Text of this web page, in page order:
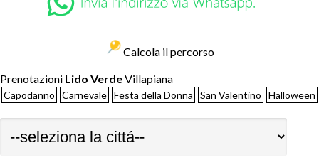
Calcola il percorso
Prenotazioni Lido VerdeVillapiana
Capodanno Carnevale Festa della Donna San Valentino Halloween